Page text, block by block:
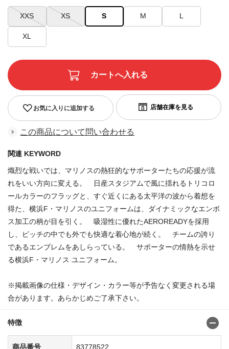
XXS XS S M L
XL
お気に入りに追加する
この商品について問い合わせる
関連 KEYWORD
熾烈な戦いでは、マリノスの熱狂的なサポーターたちの応援が流
れをいい方向に変える。 日産スタジアムで風に揺れるトリコロ
ールカラーのフラッグと、すぐ近くにある太平洋の波から着想を
得た、横浜F・マリノスのユニフォームは、ダイナミックなエンボ
ス加工の柄が目を引く。 吸湿性に優れたAEROREADYを採用
し、ピッチの中でも外でも快適な着心地が続く。 チームの誇り
であるエンブレムをあしらっている。 サポーターの情熱を示せ
る横浜F・マリノス ユニフォーム。
※掲載画像の仕様・デザイン・カラー等が予告なく変更される場
合があります。あらかじめご了承下さい。
特徴
商品番号 83778522